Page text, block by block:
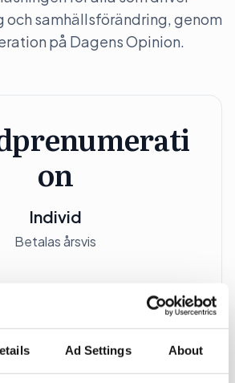
Ad Settings About
samhällsförändring, genom
på Dagens Opinion.
on
Individ
Betalas årsvis